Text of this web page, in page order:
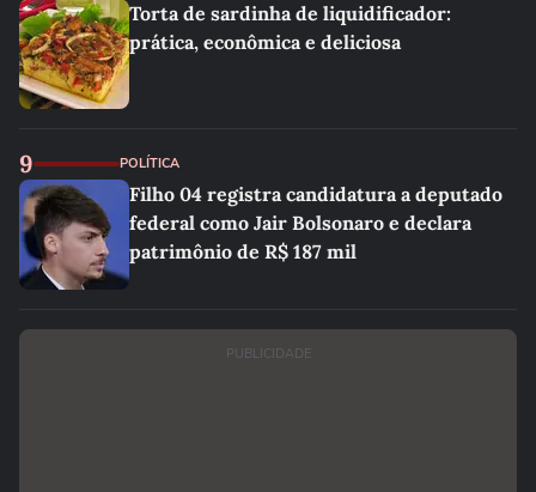
Torta de sardinha de liquidificador:
prática, econômica e deliciosa
9 POLÍTICA
Filho 04 registra candidatura a deputado
federal como Jair Bolsonaro e declara
patrimônio de R$ 187 mil
PUBLICIDADE